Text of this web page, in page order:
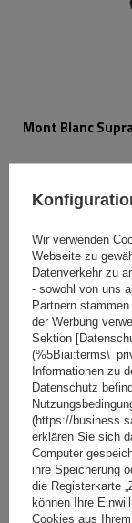
Mont Blanc
79,99 €inkl.
Niedrigster Preis in
Große Menge
Wir verwenden
Webseite zu
Datenverkehr zu
- sowohl von uns
Partnern
der Werbung
Sektion
Informationen zu
Datenschutz
(https://
erklären Sie sich
Computer
ihre Speicherung
die Registerkarte
können Ihre
Cookies aus